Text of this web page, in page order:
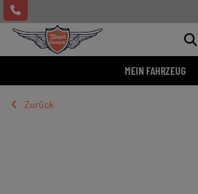
MEIN FAHRZEUG
Zurück